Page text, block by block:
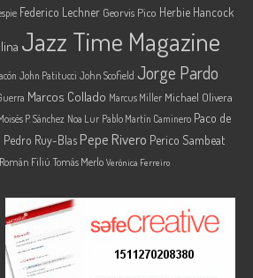
Federico Lechner Georvis Pico Herbie Hancock
Jazz Time Magazine
John Patitucci John Scofield Jorge Pardo
Marcos Collado Marcus Miller Michael Olivera
P. Sánchez Noa Lur Pablo Martín Caminero Paco de
Pedro Ruy-Blas Pepe Rivero Perico Sambeat
Román Filiú Tomás Merlo Verónica Ferreiro